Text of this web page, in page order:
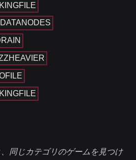
DATANODES
同じカテゴリのゲームを見つけ